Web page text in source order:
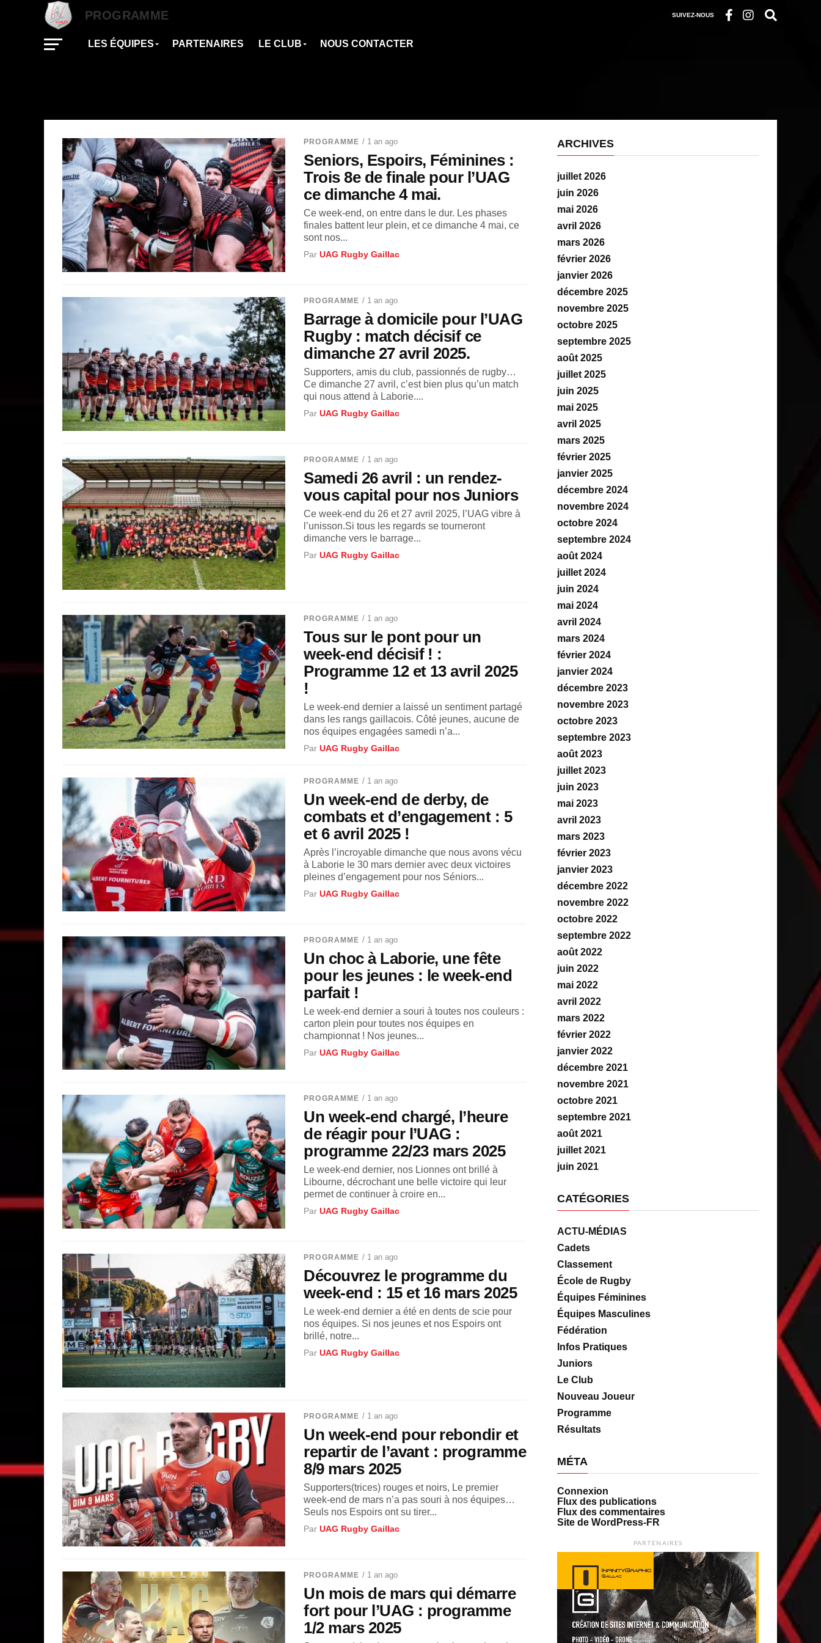
PROGRAMME SUIVEZ-NOUS
LES ÉQUIPES PARTENAIRES LE CLUB NOUS CONTACTER
PROGRAMME / 1 an ago
Seniors, Espoirs, Féminines :
Trois 8e de finale pour l’UAG
ce dimanche 4 mai.
Ce week-end, on entre dans le dur. Les phases
finales battent leur plein, et ce dimanche 4 mai, ce
sont nos...
ParUAG Rugby Gaillac
PROGRAMME / 1 an ago
Barrage à domicile pour l’UAG
Rugby : match décisif ce
dimanche 27 avril 2025.
Supporters, amis du club, passionnés de rugby…
Ce dimanche 27 avril, c’est bien plus qu’un match
qui nous attend à Laborie....
ParUAG Rugby Gaillac
PROGRAMME / 1 an ago
Samedi 26 avril : un rendez-
vous capital pour nos Juniors
Ce week-end du 26 et 27 avril 2025, l’UAG vibre à
l’unisson.Si tous les regards se tourneront
dimanche vers le barrage...
ParUAG Rugby Gaillac
PROGRAMME / 1 an ago
Tous sur le pont pour un
week-end décisif ! :
Programme 12 et 13 avril 2025
!
Le week-end dernier a laissé un sentiment partagé
dans les rangs gaillacois. Côté jeunes, aucune de
nos équipes engagées samedi n’a...
ParUAG Rugby Gaillac
PROGRAMME / 1 an ago
Un week-end de derby, de
combats et d’engagement : 5
et 6 avril 2025 !
Après l’incroyable dimanche que nous avons vécu
à Laborie le 30 mars dernier avec deux victoires
pleines d’engagement pour nos Séniors...
ParUAG Rugby Gaillac
PROGRAMME / 1 an ago
Un choc à Laborie, une fête
pour les jeunes : le week-end
parfait !
Le week-end dernier a souri à toutes nos couleurs :
carton plein pour toutes nos équipes en
championnat ! Nos jeunes...
ParUAG Rugby Gaillac
PROGRAMME / 1 an ago
Un week-end chargé, l’heure
de réagir pour l’UAG :
programme 22/23 mars 2025
Le week-end dernier, nos Lionnes ont brillé à
Libourne, décrochant une belle victoire qui leur
permet de continuer à croire en...
ParUAG Rugby Gaillac
PROGRAMME / 1 an ago
Découvrez le programme du
week-end : 15 et 16 mars 2025
Le week-end dernier a été en dents de scie pour
nos équipes. Si nos jeunes et nos Espoirs ont
brillé, notre...
ParUAG Rugby Gaillac
PROGRAMME / 1 an ago
Un week-end pour rebondir et
repartir de l’avant : programme
8/9 mars 2025
Supporters(trices) rouges et noirs, Le premier
week-end de mars n’a pas souri à nos équipes…
Seuls nos Espoirs ont su tirer...
ParUAG Rugby Gaillac
PROGRAMME / 1 an ago
Un mois de mars qui démarre
fort pour l’UAG : programme
1/2 mars 2025
ARCHIVES
juillet 2026
juin 2026
mai 2026
avril 2026
mars 2026
février 2026
janvier 2026
décembre 2025
novembre 2025
octobre 2025
septembre 2025
août 2025
juillet 2025
juin 2025
mai 2025
avril 2025
mars 2025
février 2025
janvier 2025
décembre 2024
novembre 2024
octobre 2024
septembre 2024
août 2024
juillet 2024
juin 2024
mai 2024
avril 2024
mars 2024
février 2024
janvier 2024
décembre 2023
novembre 2023
octobre 2023
septembre 2023
août 2023
juillet 2023
juin 2023
mai 2023
avril 2023
mars 2023
février 2023
janvier 2023
décembre 2022
novembre 2022
octobre 2022
septembre 2022
août 2022
juin 2022
mai 2022
avril 2022
mars 2022
février 2022
janvier 2022
décembre 2021
novembre 2021
octobre 2021
septembre 2021
août 2021
juillet 2021
juin 2021
CATÉGORIES
ACTU-MÉDIAS
Cadets
Classement
École de Rugby
Équipes Féminines
Équipes Masculines
Fédération
Infos Pratiques
Juniors
Le Club
Nouveau Joueur
Programme
Résultats
MÉTA
Connexion
Flux des publications
Flux des commentaires
Site de WordPress-FR
PARTENAIRES